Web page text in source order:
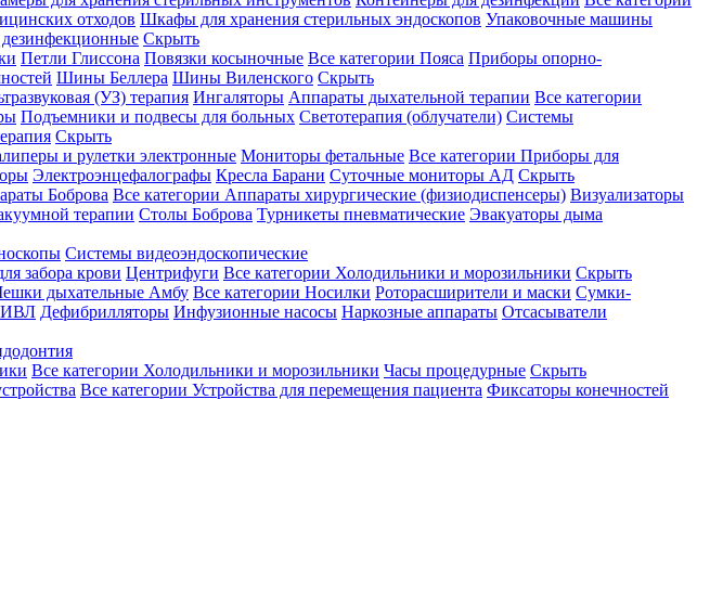
отходов Шкафы для хранения стерильных эндоскопов Упаковочные машины
Скрыть
Петли Глиссона Повязки косыночные Все категории Пояса Приборы опорно-
Шины Беллера Шины Виленского Скрыть
(УЗ) терапия Ингаляторы Аппараты дыхательной терапии Все категории
Подъемники и подвесы для больных Светотерапия (облучатели) Системы
Скрыть
и рулетки электронные Мониторы фетальные Все категории Приборы для
Электроэнцефалографы Кресла Барани Суточные мониторы АД Скрыть
Боброва Все категории Аппараты хирургические (физиодиспенсеры) Визуализаторы
терапии Столы Боброва Турникеты пневматические Эвакуаторы дыма
Системы видеоэндоскопические
забора крови Центрифуги Все категории Холодильники и морозильники Скрыть
дыхательные Амбу Все категории Носилки Роторасширители и маски Сумки-
ИВЛ Дефибрилляторы Инфузионные насосы Наркозные аппараты Отсасыватели
Все категории Холодильники и морозильники Часы процедурные Скрыть
Все категории Устройства для перемещения пациента Фиксаторы конечностей